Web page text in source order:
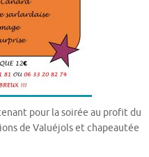
pour la soirée au profit du
de Valuéjols et chapeautée